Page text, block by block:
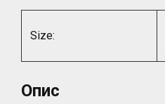
Size:
Опис